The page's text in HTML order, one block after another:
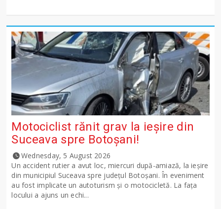
Motociclist rănit grav la ieșire din
Suceava spre Botoșani!
Wednesday, 5 August 2026
Un accident rutier a avut loc, miercuri după-amiază, la ieșire
din municipiul Suceava spre județul Botoșani. În eveniment
au fost implicate un autoturism și o motocicletă. La fața
locului a ajuns un echi...